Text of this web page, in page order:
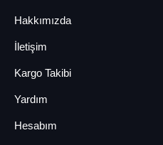
Hakkımızda
İletişim
Kargo Takibi
Yardım
Hesabım